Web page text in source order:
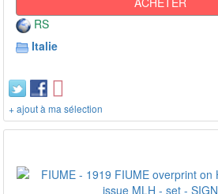
RS
Italie
+ ajout à ma sélection